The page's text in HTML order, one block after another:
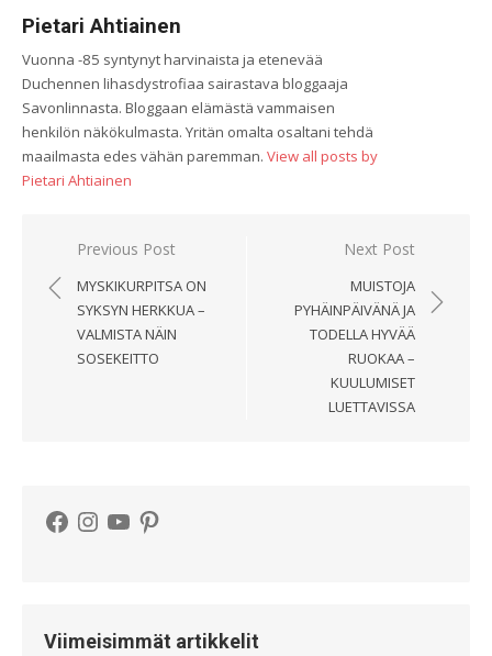
Pietari Ahtiainen
Vuonna -85 syntynyt harvinaista ja etenevää
Duchennen lihasdystrofiaa sairastava bloggaaja
Savonlinnasta. Bloggaan elämästä vammaisen
henkilön näkökulmasta. Yritän omalta osaltani tehdä
maailmasta edes vähän paremman. View all posts by
Pietari Ahtiainen
Artikkelien
selaus
Previous Post
MYSKIKURPITSA ON
SYKSYN HERKKUA –
VALMISTA NÄIN
SOSEKEITTO
Next Post
MUISTOJA
PYHÄINPÄIVÄNÄ JA
TODELLA HYVÄÄ
RUOKAA –
KUULUMISET
LUETTAVISSA
Facebook
Instagram
YouTubePinterest
Viimeisimmät artikkelit